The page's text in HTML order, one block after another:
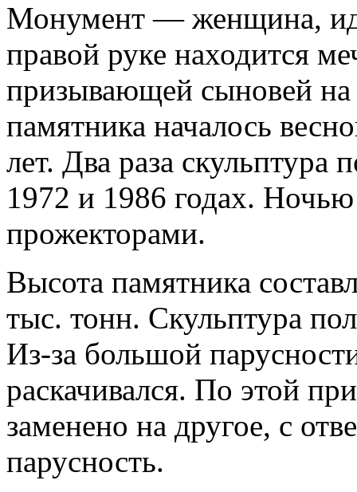
Монумент — женщина,
правой руке находится
призывающей сыновей на
памятника началось
лет. Два раза скульптура
1972 и 1986 годах.
прожекторами.
Высота памятника
тыс. тонн. Скульптура
Из-за большой
раскачивался. По этой
заменено на другое, с
парусность.